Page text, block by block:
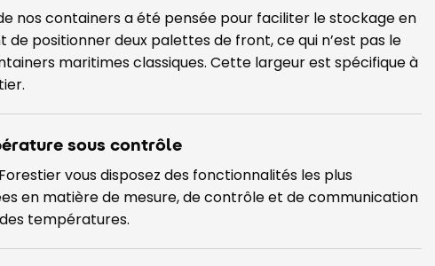
nos containers a été pensée pour faciliter le stockage en
positionner deux palettes de front, ce qui n’est pas le
maritimes classiques. Cette largeur est spécifique à
sous contrôle
vous disposez des fonctionnalités les plus
en matière de mesure, de contrôle et de communication
températures.